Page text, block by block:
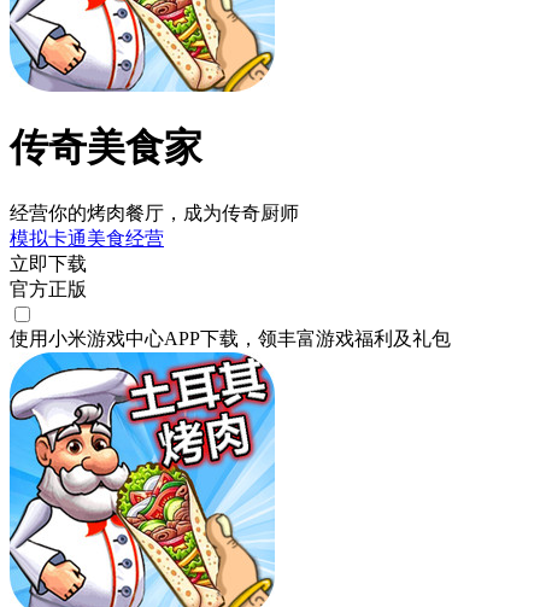
传奇美食家
经营你的烤肉餐厅，成为传奇厨师
模拟卡通美食经营
立即下载
官方正版
使用小米游戏中心APP下载 ，领丰富游戏福利 及礼包